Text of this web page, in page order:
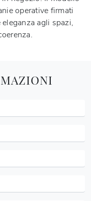
operative firmati
agli spazi,